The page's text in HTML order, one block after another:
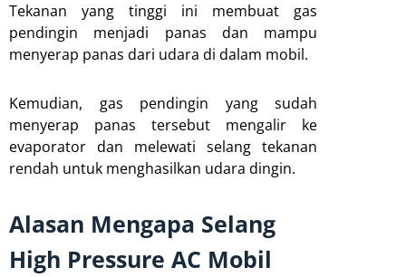
Tekanan yang tinggi ini membuat gas
pendingin menjadi panas dan mampu
menyerap panas dari udara di dalam mobil.
Kemudian, gas pendingin yang sudah
menyerap panas tersebut mengalir ke
evaporator dan melewati selang tekanan
rendah untuk menghasilkan udara dingin.
Alasan Mengapa Selang
High Pressure AC Mobil